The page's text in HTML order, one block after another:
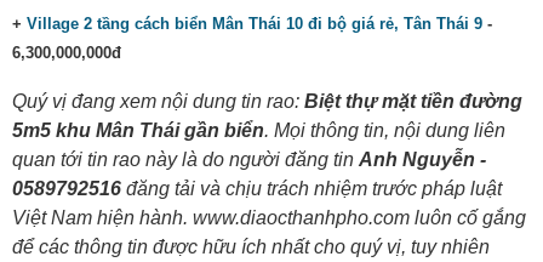
+ Village 2 tầng cách biển Mân Thái 10 đi bộ giá rẻ, Tân Thái 9 -
6,300,000,000đ
Quý vị đang xem nội dung tin rao: Biệt thự mặt tiền đường
5m5 khu Mân Thái gần biển. Mọi thông tin, nội dung liên
quan tới tin rao này là do người đăng tin Anh Nguyễn -
0589792516 đăng tải và chịu trách nhiệm trước pháp luật
Việt Nam hiện hành. www.diaocthanhpho.com luôn cố gắng
để các thông tin được hữu ích nhất cho quý vị, tuy nhiên